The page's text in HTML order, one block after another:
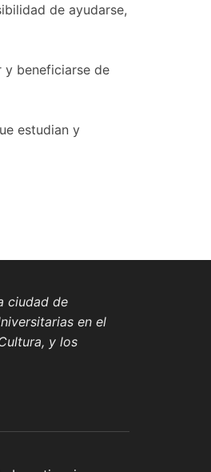
de ayudarse,
y beneficiarse de
estudian y
ciudad de
en el
y los